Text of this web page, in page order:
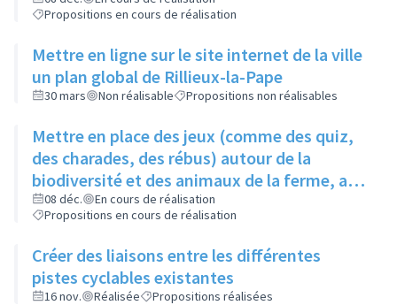
Propositions en cours de réalisation
Mettre en ligne sur le site internet de la ville
un plan global de Rillieux-la-Pape
30 mars Non réalisable Propositions non réalisables
Mettre en place des jeux (comme des quiz,
des charades, des rébus) autour de la
biodiversité et des animaux de la ferme, au
niveau de la ferme pédagogique du parc
linéaire urbain
08 déc.
En cours de réalisation
Propositions en cours de réalisation
Créer des liaisons entre les différentes
pistes cyclables existantes
16 nov. Réalisée Propositions réalisées